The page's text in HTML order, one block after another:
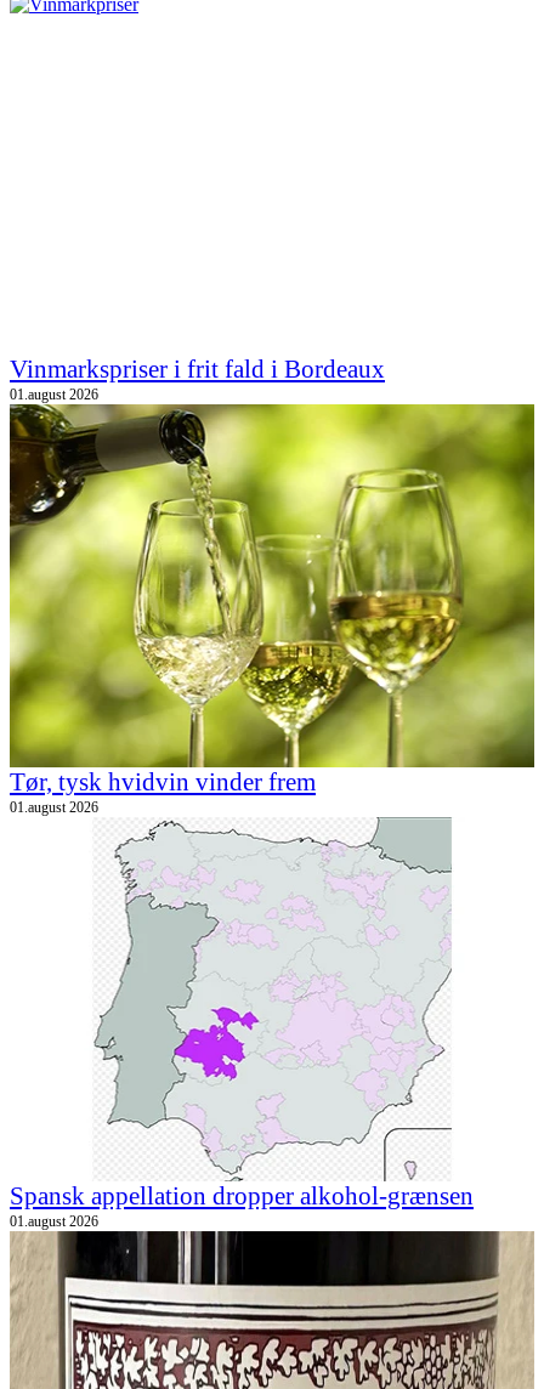
Vinmarkspriser i frit fald i Bordeaux
01.august 2026
Tør, tysk hvidvin vinder frem
01.august 2026
Spansk appellation dropper alkohol-grænsen
01.august 2026